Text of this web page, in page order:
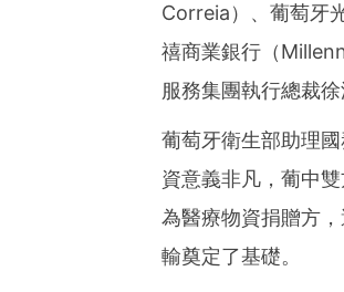
Correia）、葡萄牙
禧商業銀行（
服務集團執行總裁
葡萄牙衛生部助理
資意義非凡，葡中
為醫療物資捐贈方
輸奠定了基礎。